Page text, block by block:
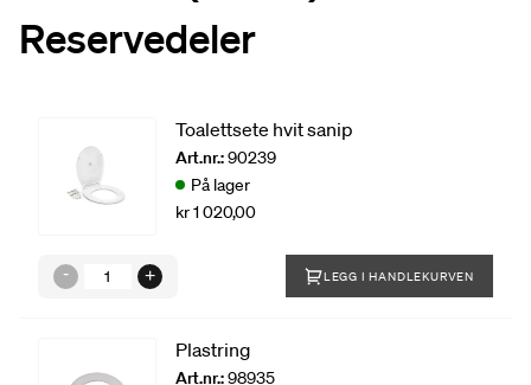
Reservedeler
Toalettsete hvit sanip
Art.nr.:90239
På lager
kr 1 020,00
LEGG I HANDLEKURVEN
Plastring
Art.nr.:98935